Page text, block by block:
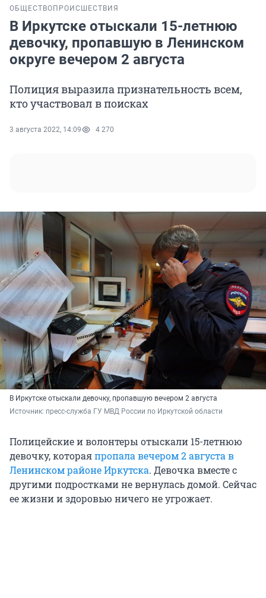
ОБЩЕСТВО ПРОИСШЕСТВИЯ
В Иркутске отыскали 15-летнюю
девочку, пропавшую в Ленинском
округе вечером 2 августа
Полиция выразила признательность всем,
кто участвовал в поисках
3 августа 2022, 14:09 4 270
В Иркутске отыскали девочку, пропавшую вечером 2 августа
Источник: пресс-служба ГУ МВД России по Иркутской области
Полицейские и волонтеры отыскали 15-летнюю
девочку, котораяпропала вечером 2 августа в
Ленинском районе Иркутска. Девочка вместе с
другими подростками не вернулась домой. Сейчас
ее жизни и здоровью ничего не угрожает.